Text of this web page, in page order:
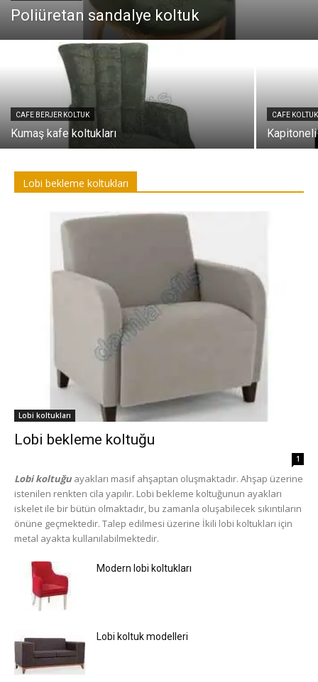
Poliüretan sandalye koltuk
CAFE BERJER KOLTUK
Kumaş kafe koltukları
CAFE
Lobi bekleme koltukları
Lobi koltukları
Lobi bekleme koltuğu
1
Lobi koltuğu ayakları masif ahşaptan oluşmaktadır. Ahşap üzerine
istenilen renkten cila yapılır. Lobi bekleme koltuğunun ayakları
iskelet ile bir bütün olmaktadır, bu zamanla oluşabilecek sıkıntıların
önüne geçmektedir. Talep edilmesi üzerine İkili lobi koltukları için
metal ayakta kullanılabilmektedir.
Modern lobi koltukları
Lobi koltuk modelleri